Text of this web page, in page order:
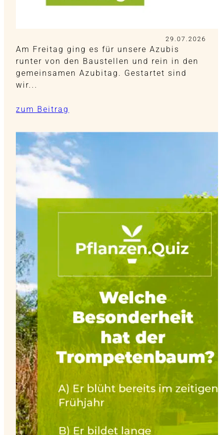
29.07.2026
Am Freitag ging es für unsere Azubis
runter von den Baustellen und rein in den
gemeinsamen Azubitag. Gestartet sind
wir...
zum Beitrag